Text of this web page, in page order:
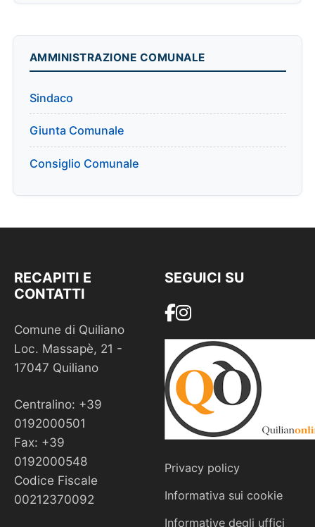
AMMINISTRAZIONE COMUNALE
Sindaco
Giunta Comunale
Consiglio Comunale
RECAPITI E
CONTATTI
Comune di Quiliano
Loc. Massapè, 21 -
17047 Quiliano
Centralino: +39
0192000501
Fax: +39
0192000548
Codice Fiscale
00212370092
SEGUICI SU
Privacy policy
Informativa sui cookie
Informative degli uffici